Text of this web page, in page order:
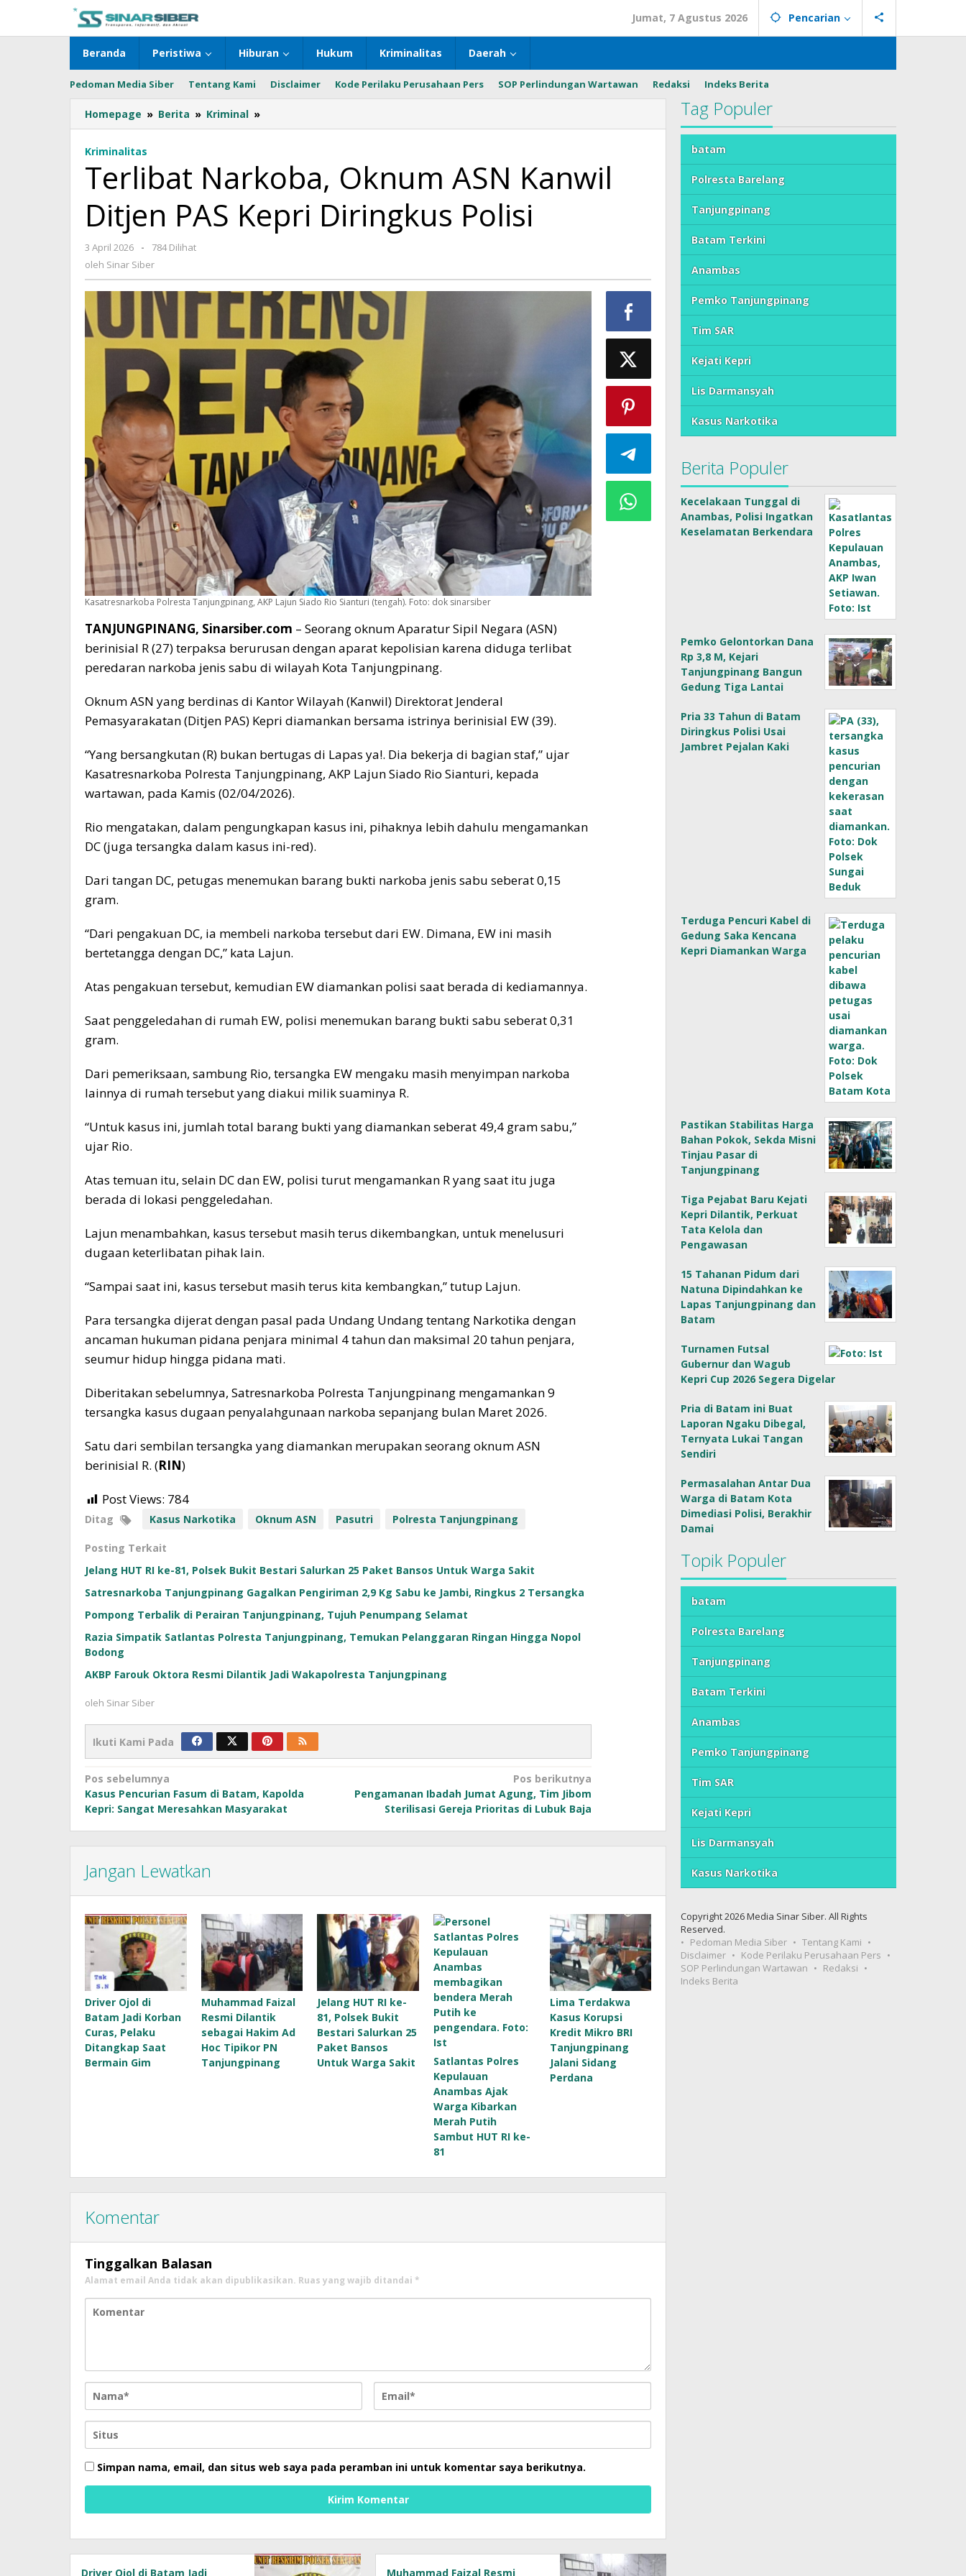
konten
Jumat, 7 Agustus 2026 Pencarian
Beranda Peristiwa Hiburan Hukum Kriminalitas Daerah
Pedoman Media Siber Tentang Kami Disclaimer Kode Perilaku Perusahaan Pers SOP Perlindungan Wartawan Redaksi Indeks Berita
Homepage » Berita » Kriminal »
Narkoba,
Kanwil
Ditjen
Kepri
Diringkus
Kriminalitas
Terlibat Narkoba, Oknum ASN Kanwil
Ditjen PAS Kepri Diringkus Polisi
3 April 2026
oleh
Sinar
-
784 Dilihat
oleh Sinar Siber
Kasatresnarkoba Polresta Tanjungpinang, AKP Lajun Siado Rio Sianturi (tengah). Foto: dok sinarsiber
TANJUNGPINANG, Sinarsiber.com – Seorang oknum Aparatur Sipil Negara (ASN)
berinisial R (27) terpaksa berurusan dengan aparat kepolisian karena diduga terlibat
peredaran narkoba jenis sabu di wilayah Kota Tanjungpinang.
Oknum ASN yang berdinas di Kantor Wilayah (Kanwil) Direktorat Jenderal
Pemasyarakatan (Ditjen PAS) Kepri diamankan bersama istrinya berinisial EW (39).
“Yang bersangkutan (R) bukan bertugas di Lapas ya!. Dia bekerja di bagian staf,” ujar
Kasatresnarkoba Polresta Tanjungpinang, AKP Lajun Siado Rio Sianturi, kepada
wartawan, pada Kamis (02/04/2026).
Rio mengatakan, dalam pengungkapan kasus ini, pihaknya lebih dahulu mengamankan
DC (juga tersangka dalam kasus ini-red).
Dari tangan DC, petugas menemukan barang bukti narkoba jenis sabu seberat 0,15
gram.
“Dari pengakuan DC, ia membeli narkoba tersebut dari EW. Dimana, EW ini masih
bertetangga dengan DC,” kata Lajun.
Atas pengakuan tersebut, kemudian EW diamankan polisi saat berada di kediamannya.
Saat penggeledahan di rumah EW, polisi menemukan barang bukti sabu seberat 0,31
gram.
Dari pemeriksaan, sambung Rio, tersangka EW mengaku masih menyimpan narkoba
lainnya di rumah tersebut yang diakui milik suaminya R.
“Untuk kasus ini, jumlah total barang bukti yang diamankan seberat 49,4 gram sabu,”
ujar Rio.
Atas temuan itu, selain DC dan EW, polisi turut mengamankan R yang saat itu juga
berada di lokasi penggeledahan.
Lajun menambahkan, kasus tersebut masih terus dikembangkan, untuk menelusuri
dugaan keterlibatan pihak lain.
“Sampai saat ini, kasus tersebut masih terus kita kembangkan,” tutup Lajun.
Para tersangka dijerat dengan pasal pada Undang Undang tentang Narkotika dengan
ancaman hukuman pidana penjara minimal 4 tahun dan maksimal 20 tahun penjara,
seumur hidup hingga pidana mati.
Diberitakan sebelumnya, Satresnarkoba Polresta Tanjungpinang mengamankan 9
tersangka kasus dugaan penyalahgunaan narkoba sepanjang bulan Maret 2026.
Satu dari sembilan tersangka yang diamankan merupakan seorang oknum ASN
berinisial R. (RIN)
Post Views: 784
Ditag Kasus Narkotika Oknum ASN Pasutri Polresta Tanjungpinang
Posting Terkait
Jelang HUT RI ke-81, Polsek Bukit Bestari Salurkan 25 Paket Bansos Untuk Warga Sakit
Satresnarkoba Tanjungpinang Gagalkan Pengiriman 2,9 Kg Sabu ke Jambi, Ringkus 2 Tersangka
Pompong Terbalik di Perairan Tanjungpinang, Tujuh Penumpang Selamat
Razia Simpatik Satlantas Polresta Tanjungpinang, Temukan Pelanggaran Ringan Hingga Nopol
Bodong
AKBP Farouk Oktora Resmi Dilantik Jadi Wakapolresta Tanjungpinang
oleh Sinar Siber
Ikuti Kami Pada
Navigasi
pos
Pos sebelumnya
Kasus Pencurian Fasum di Batam, Kapolda
Kepri: Sangat Meresahkan Masyarakat
Pos berikutnya
Pengamanan Ibadah Jumat Agung, Tim Jibom
Sterilisasi Gereja Prioritas di Lubuk Baja
Jangan Lewatkan
Driver Ojol di
Batam Jadi Korban
Curas, Pelaku
Ditangkap Saat
Bermain Gim
Muhammad Faizal
Resmi Dilantik
sebagai Hakim Ad
Hoc Tipikor PN
Tanjungpinang
Jelang HUT RI ke-
81, Polsek Bukit
Bestari Salurkan 25
Paket Bansos
Untuk Warga Sakit
Satlantas Polres
Kepulauan
Anambas Ajak
Warga Kibarkan
Merah Putih
Sambut HUT RI ke-
81
Lima Terdakwa
Kasus Korupsi
Kredit Mikro BRI
Tanjungpinang
Jalani Sidang
Perdana
Komentar
Tinggalkan Balasan
Alamat email Anda tidak akan dipublikasikan. Ruas yang wajib ditandai *
Simpan nama, email, dan situs web saya pada peramban ini untuk komentar saya berikutnya.
Driver Ojol di Batam Jadi Muhammad Faizal Resmi
Tag Populer
batam
Polresta Barelang
Tanjungpinang
Batam Terkini
Anambas
Pemko Tanjungpinang
Tim SAR
Kejati Kepri
Lis Darmansyah
Kasus Narkotika
Berita Populer
Kecelakaan Tunggal di
Anambas, Polisi Ingatkan
Keselamatan Berkendara
Pemko Gelontorkan Dana
Rp 3,8 M, Kejari
Tanjungpinang Bangun
Gedung Tiga Lantai
Pria 33 Tahun di Batam
Diringkus Polisi Usai
Jambret Pejalan Kaki
Terduga Pencuri Kabel di
Gedung Saka Kencana
Kepri Diamankan Warga
Pastikan Stabilitas Harga
Bahan Pokok, Sekda Misni
Tinjau Pasar di
Tanjungpinang
Tiga Pejabat Baru Kejati
Kepri Dilantik, Perkuat
Tata Kelola dan
Pengawasan
15 Tahanan Pidum dari
Natuna Dipindahkan ke
Lapas Tanjungpinang dan
Batam
Turnamen Futsal
Gubernur dan Wagub
Kepri Cup 2026 Segera Digelar
Pria di Batam ini Buat
Laporan Ngaku Dibegal,
Ternyata Lukai Tangan
Sendiri
Permasalahan Antar Dua
Warga di Batam Kota
Dimediasi Polisi, Berakhir
Damai
Topik Populer
batam
Polresta Barelang
Tanjungpinang
Batam Terkini
Anambas
Pemko Tanjungpinang
Tim SAR
Kejati Kepri
Lis Darmansyah
Kasus Narkotika
Copyright 2026 Media Sinar Siber. All Rights
Reserved.
Pedoman Media Siber
Tentang Kami
Disclaimer
Kode Perilaku Perusahaan Pers
SOP Perlindungan Wartawan
Redaksi
Indeks Berita